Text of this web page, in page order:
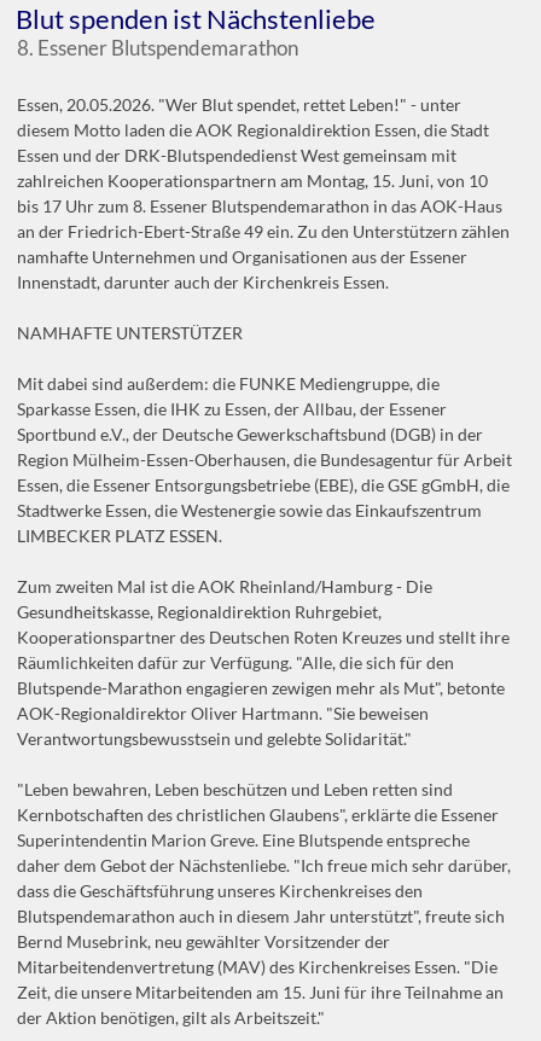
Blut spenden ist Nächstenliebe
8. Essener Blutspendemarathon
Essen, 20.05.2026. "Wer Blut spendet, rettet Leben!" - unter
diesem Motto laden die AOK Regionaldirektion Essen, die Stadt
Essen und der DRK-Blutspendedienst West gemeinsam mit
zahlreichen Kooperationspartnern am Montag, 15. Juni, von 10
bis 17 Uhr zum 8. Essener Blutspendemarathon in das AOK-Haus
an der Friedrich-Ebert-Straße 49 ein. Zu den Unterstützern zählen
namhafte Unternehmen und Organisationen aus der Essener
Innenstadt, darunter auch der Kirchenkreis Essen.
NAMHAFTE UNTERSTÜTZER
Mit dabei sind außerdem: die FUNKE Mediengruppe, die
Sparkasse Essen, die IHK zu Essen, der Allbau, der Essener
Sportbund e.V., der Deutsche Gewerkschaftsbund (DGB) in der
Region Mülheim-Essen-Oberhausen, die Bundesagentur für Arbeit
Essen, die Essener Entsorgungsbetriebe (EBE), die GSE gGmbH, die
Stadtwerke Essen, die Westenergie sowie das Einkaufszentrum
LIMBECKER PLATZ ESSEN.
Zum zweiten Mal ist die AOK Rheinland/Hamburg - Die
Gesundheitskasse, Regionaldirektion Ruhrgebiet,
Kooperationspartner des Deutschen Roten Kreuzes und stellt ihre
Räumlichkeiten dafür zur Verfügung. "Alle, die sich für den
Blutspende-Marathon engagieren zewigen mehr als Mut", betonte
AOK-Regionaldirektor Oliver Hartmann. "Sie beweisen
Verantwortungsbewusstsein und gelebte Solidarität."
"Leben bewahren, Leben beschützen und Leben retten sind
Kernbotschaften des christlichen Glaubens", erklärte die Essener
Superintendentin Marion Greve. Eine Blutspende entspreche
daher dem Gebot der Nächstenliebe. "Ich freue mich sehr darüber,
dass die Geschäftsführung unseres Kirchenkreises den
Blutspendemarathon auch in diesem Jahr unterstützt", freute sich
Bernd Musebrink, neu gewählter Vorsitzender der
Mitarbeitendenvertretung (MAV) des Kirchenkreises Essen. "Die
Zeit, die unsere Mitarbeitenden am 15. Juni für ihre Teilnahme an
der Aktion benötigen, gilt als Arbeitszeit."